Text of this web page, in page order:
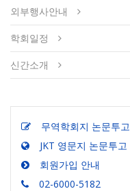
외부행사안내
학회일정
신간소개
무역학회지 논문투고
JKT 영문지 논문투고
회원가입 안내
02-6000-5182